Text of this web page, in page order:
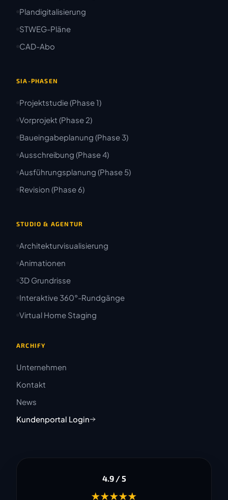
Plandigitalisierung
STWEG-Pläne
CAD-Abo
SIA-PHASEN
Projektstudie (Phase 1)
Vorprojekt (Phase 2)
Baueingabeplanung (Phase 3)
Ausschreibung (Phase 4)
Ausführungsplanung (Phase 5)
Revision (Phase 6)
STUDIO & AGENTUR
Architekturvisualisierung
Animationen
3D Grundrisse
Interaktive 360°-Rundgänge
Virtual Home Staging
ARCHIFY
Unternehmen
Kontakt
News
Kundenportal Login
4.9 / 5
★★★★★